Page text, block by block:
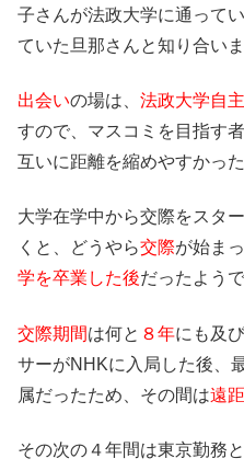
子さんが法政大学に通って
ていた旦那さんと知り合いま
出会いの場は、 法政大学自
すので、マスコミを目指す
互いに距離を縮めやすかっ
大学在学中から交際をスタ
くと、どうやら交際が始ま
学を卒業した後だったようで
交際期間は何と ８年にも及
サーがNHKに入局した後、
属だったため、その間は遠
その次の４年間は東京勤務